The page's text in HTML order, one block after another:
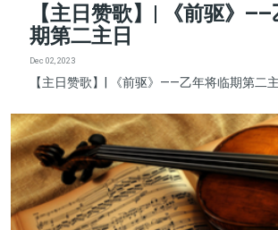
【主日赞歌】| 《前驱》
期第二主日
Dec 02, 2023
【主日赞歌】| 《前驱》——乙年将临期第二